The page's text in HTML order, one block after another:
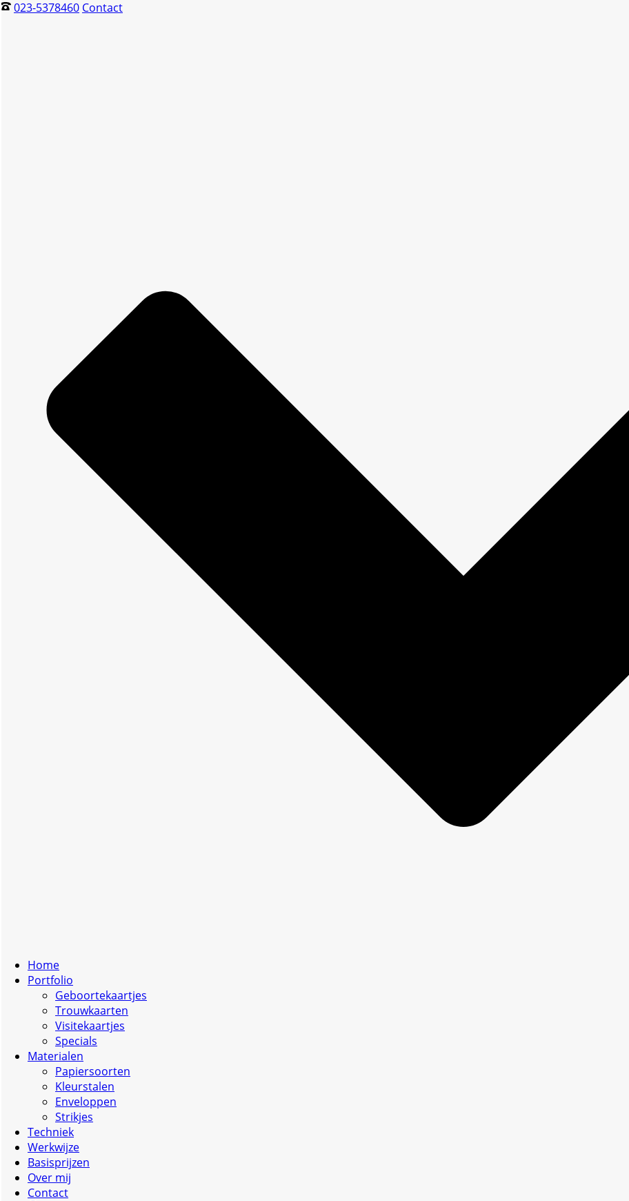
023-5378460 Contact
Home
Portfolio
Geboortekaartjes
Trouwkaarten
Visitekaartjes
Specials
Materialen
Papiersoorten
Kleurstalen
Enveloppen
Strikjes
Techniek
Werkwijze
Basisprijzen
Over mij
Contact